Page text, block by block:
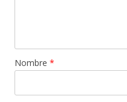
Nombre *